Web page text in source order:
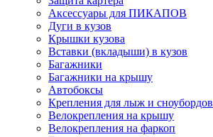
Аксессуары для ПИКАПОВ
Дуги в кузов
Крышки кузова
Вставки (вкладыши) в кузов
Багажники
Багажники на крышу
Автобоксы
Крепления для лыж и сноубордов
Велокрепления на крышу
Велокрепления на фаркоп